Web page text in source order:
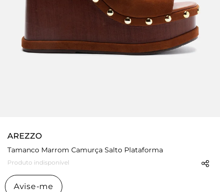
AREZZO
Tamanco Marrom Camurça Salto Plataforma
Produto indisponível
Avise-me